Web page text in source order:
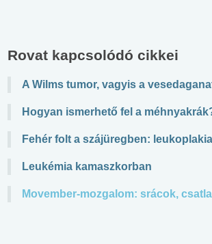
Rovat kapcsolódó cikkei
A Wilms tumor, vagyis a
Hogyan ismerhető fel a
Fehér folt a szájüregben:
Leukémia kamaszkorban
Movember-mozgalom: srácok,